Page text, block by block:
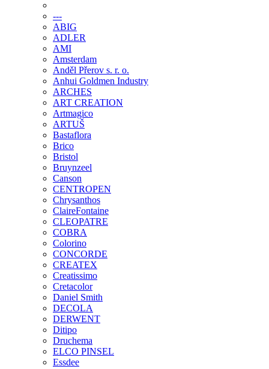
---
ABIG
ADLER
AMI
Amsterdam
Anděl Přerov s. r. o.
Anhui Goldmen Industry
ARCHES
ART CREATION
Artmagico
ARTUŠ
Bastaflora
Brico
Bristol
Bruynzeel
Canson
CENTROPEN
Chrysanthos
ClaireFontaine
CLEOPATRE
COBRA
Colorino
CONCORDE
CREATEX
Creatissimo
Cretacolor
Daniel Smith
DECOLA
DERWENT
Ditipo
Druchema
ELCO PINSEL
Essdee